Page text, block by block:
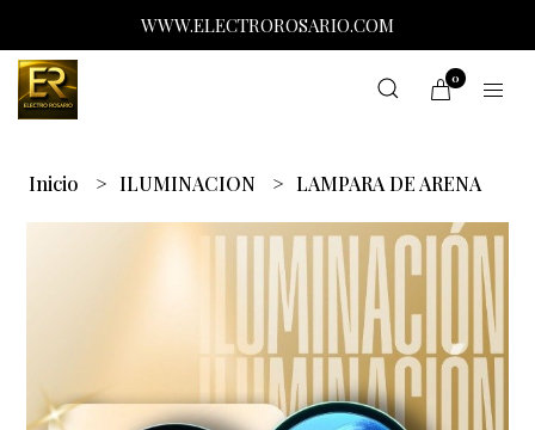
WWW.ELECTROROSARIO.COM
0
Inicio ILUMINACION LAMPARA DE ARENA